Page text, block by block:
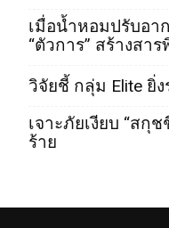
เมื่อน้ำหอมปรับอา
“ตัวการ” สร้างสาร
วิจัยชี้ กลุ่ม Elite ยิ่ง
เจาะภัยเงียบ “สกุ
ร้าย